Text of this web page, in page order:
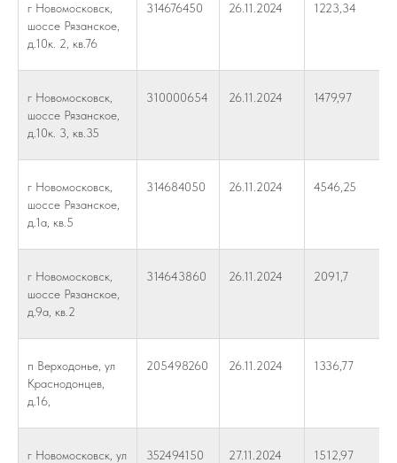
г Новомосковск,
шоссе Рязанское,
д.10к. 2, кв.76
314676450 26.11.2024 1223,34
г Новомосковск,
шоссе Рязанское,
д.10к. 3, кв.35
310000654 26.11.2024 1479,97
г Новомосковск,
шоссе Рязанское,
д.1а, кв.5
314684050 26.11.2024 4546,25
г Новомосковск,
шоссе Рязанское,
д.9а, кв.2
314643860 26.11.2024 2091,7
п Верходонье, ул
Краснодонцев,
д.16,
205498260 26.11.2024 1336,77
г Новомосковск, ул
352494150 27.11.2024 1512,97